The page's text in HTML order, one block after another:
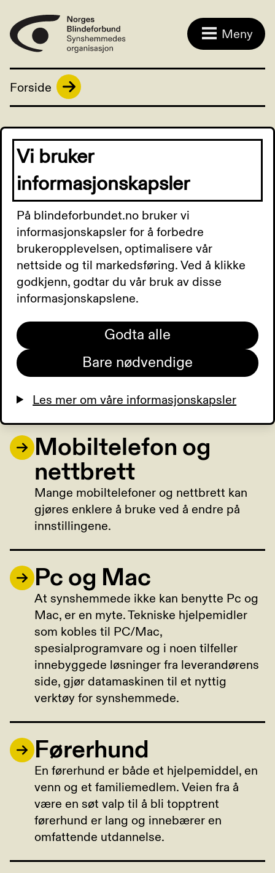
Meny
Forside
Hjelpemidler og
produkter
Det finnes mange hjelpemidler som kan gjøre
hverdagen enklere for svaksynte eller blinde,
her viser vi deg noen av dem.
Mobiltelefon og
nettbrett
Mange mobiltelefoner og nettbrett kan
gjøres enklere å bruke ved å endre på
innstillingene.
Pc og Mac
At synshemmede ikke kan benytte Pc og
Mac, er en myte. Tekniske hjelpemidler
som kobles til PC/Mac,
spesialprogramvare og i noen tilfeller
innebyggede løsninger fra leverandørens
side, gjør datamaskinen til et nyttig
verktøy for synshemmede.
Førerhund
En førerhund er både et hjelpemiddel, en
venn og et familiemedlem. Veien fra å
være en søt valp til å bli topptrent
førerhund er lang og innebærer en
omfattende utdannelse.
Vi bruker
informasjonskapsler
På blindeforbundet.no bruker vi
informasjonskapsler for å forbedre
brukeropplevelsen, optimalisere vår
nettside og til markedsføring. Ved å klikke
godkjenn, godtar du vår bruk av disse
informasjonskapslene.
Godta alle
Bare nødvendige
Les mer om våre informasjonskapsler